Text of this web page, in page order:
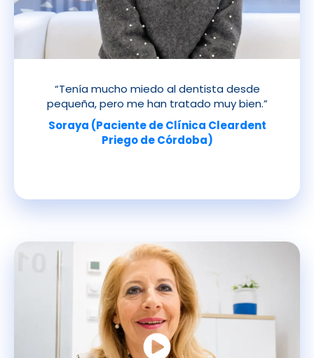
“Tenía mucho miedo al dentista desde
pequeña, pero me han tratado muy bien.”
Soraya (Paciente de Clínica Cleardent
Priego de Córdoba)